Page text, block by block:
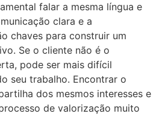
falar a mesma língua e
clara e a
chaves para construir um
Se o cliente não é o
pode ser mais difícil
seu trabalho. Encontrar o
dos mesmos interesses e
de valorização muito